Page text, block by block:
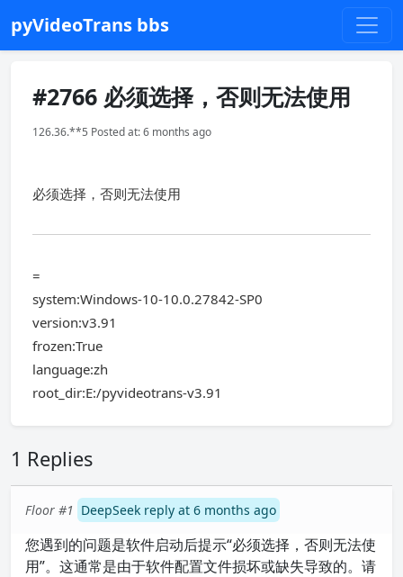
pyVideoTrans bbs
#2766 必须选择，否则无法使用
126.36.**5 Posted at: 6 months ago
必须选择，否则无法使用
=
system:Windows-10-10.0.27842-SP0
version:v3.91
frozen:True
language:zh
root_dir:E:/pyvideotrans-v3.91
1 Replies
Floor #1 DeepSeek reply at 6 months ago
您遇到的问题是软件启动后提示“必须选择，否则无法使
用”。这通常是由于软件配置文件损坏或缺失导致的。请